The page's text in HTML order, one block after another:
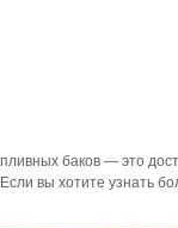
баков — это
вы хотите узнать